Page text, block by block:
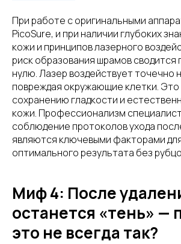
При работе с оригинальными
PicoSure, и при наличии глубоких
кожи и принципов лазерного
риск образования шрамов сводится
нулю. Лазер воздействует точечно
повреждая окружающие клетки.
сохранению гладкости и
кожи. Профессионализм
соблюдение протоколов ухода
являются ключевыми факторами
оптимального результата без
Миф 4: После
останется «тень» —
это не всегда так?